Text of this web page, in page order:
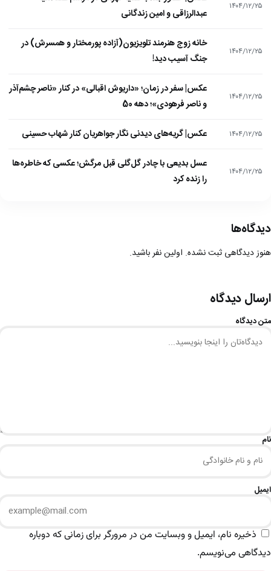
۱۴۰۴/۱۲/۲۵
عبدالرزاقی و امین زندگانی
۱۴۰۴/۱۲/۲۵
خانه زوج هنرمند تلویزیون(آزاده پورمختار و همسرش) در
جنگ آسیب دید!
۱۴۰۴/۱۲/۲۵
عکس| سفر در زمان؛ «داریوش اقبالی» در کنار «ناصر چشم‌آذر
و ناصر فرهودی»؛ دهه 50
۱۴۰۴/۱۲/۲۵ عکس| گریه‌های دیدنی نگار جواهریان کنار شهاب حسینی
۱۴۰۴/۱۲/۲۵
عسل بدیعی با چادر گل‌گلی قبل مرگش؛ عکسی که خاطره‌ها
را زنده کرد
دیدگاه‌ها
هنوز دیدگاهی ثبت نشده. اولین نفر باشید.
ارسال دیدگاه
متن دیدگاه
نام
ایمیل
ذخیره نام، ایمیل و وبسایت من در مرورگر برای زمانی که دوباره
دیدگاهی می‌نویسم.